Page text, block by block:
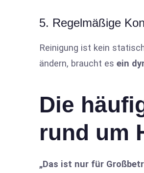
5. Regelmäßige
Reinigung ist kein
ändern, braucht es ein
Die
rund um
„Das ist nur für